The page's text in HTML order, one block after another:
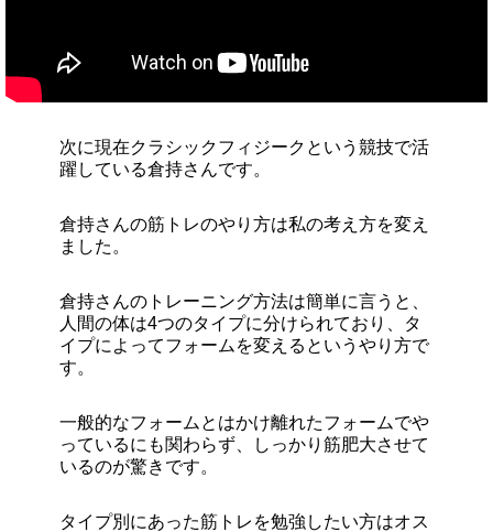
次に現在クラシックフィジークという競技で活
躍している倉持さんです。
倉持さんの筋トレのやり方は私の考え方を変え
ました。
倉持さんのトレーニング方法は簡単に言うと、
人間の体は4つのタイプに分けられており、タ
イプによってフォームを変えるというやり方で
す。
一般的なフォームとはかけ離れたフォームでや
っているにも関わらず、しっかり筋肥大させて
いるのが驚きです。
タイプ別にあった筋トレを勉強したい方はオス